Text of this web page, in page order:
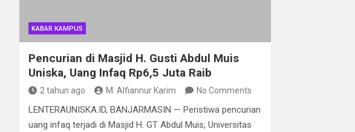
KABAR KAMPUS
Pencurian di Masjid H. Gusti Abdul Muis
Uniska, Uang Infaq Rp6,5 Juta Raib
2 tahun ago M. Alfiannur Karim No Comments
LENTERAUNISKA.ID, BANJARMASIN — Peristiwa pencurian
uang infaq terjadi di Masjid H. GT Abdul Muis, Universitas